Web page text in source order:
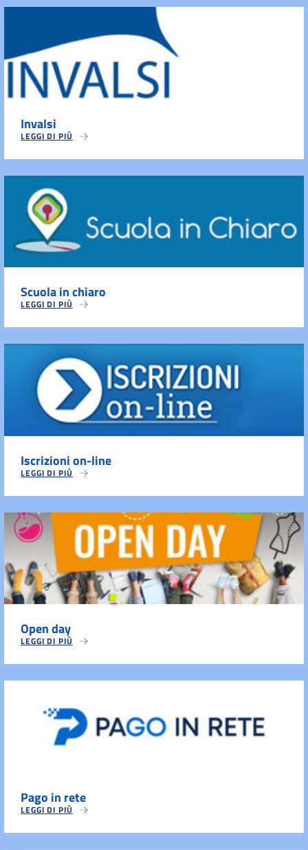
Invalsi
LEGGI DI PIÙ
Scuola in chiaro
LEGGI DI PIÙ
Iscrizioni on-line
LEGGI DI PIÙ
Open day
LEGGI DI PIÙ
Pago in rete
LEGGI DI PIÙ